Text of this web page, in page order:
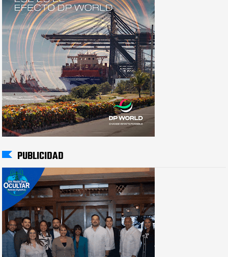
PUBLICIDAD